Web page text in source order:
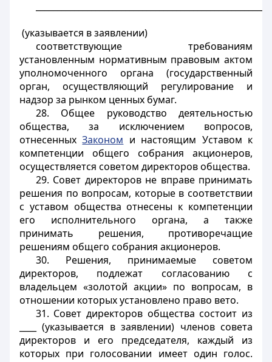
(указывается в заявлении)
соответствующие требованиям
установленным нормативным правовым актом
уполномоченного органа (государственный
орган, осуществляющий регулирование и
надзор за рынком ценных бумаг.
28. Общее руководство деятельностью
общества, за исключением вопросов,
отнесенныхЗаконом и настоящим Уставом к
компетенции общего собрания акционеров,
осуществляется советом директоров общества.
29. Совет директоров не вправе принимать
решения по вопросам, которые в соответствии
с уставом общества отнесены к компетенции
его исполнительного органа, а также
принимать решения, противоречащие
решениям общего собрания акционеров.
30. Решения, принимаемые советом
директоров, подлежат согласованию с
владельцем «золотой акции» по вопросам, в
отношении которых установлено право вето.
31. Совет директоров общества состоит из
____ (указывается в заявлении) членов совета
директоров и его председателя, каждый из
которых при голосовании имеет один голос.